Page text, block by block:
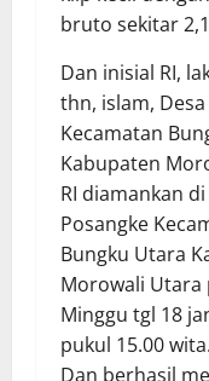
bruto sekitar
Dan inisial RI,
thn, islam,
Kecamatan
Kabupaten
RI diamankan di
Posangke
Bungku Utara
Morowali Utara
Minggu tgl 18
pukul 15.00 wita.
Dan berhasil